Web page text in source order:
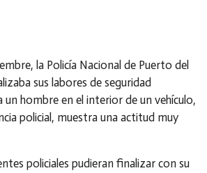
la Policía Nacional de Puerto del
sus labores de seguridad
un hombre en el interior de un vehículo,
policial, muestra una actitud muy
policiales pudieran finalizar con su